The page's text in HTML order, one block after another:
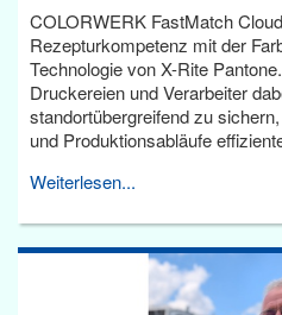
COLORWERK FastMatch
Rezepturkompetenz mit der
Technologie von X-Rite
Druckereien und Verarbeiter
standortübergreifend zu
und Produktionsabläufe
Weiterlesen...